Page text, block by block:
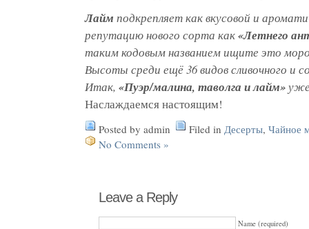
Лайм подкрепляет как вкусовой и
репутацию нового сорта как«Летнего
таким кодовым названием ищите это
Высоты среди ещё 36 видов сливочного и
Итак, «Пуэр/малина, таволга и лайм»
Наслаждаемся настоящим!
Posted by admin Filed in Десерты, Чайное
No Comments »
Leave a Reply
Name (required)